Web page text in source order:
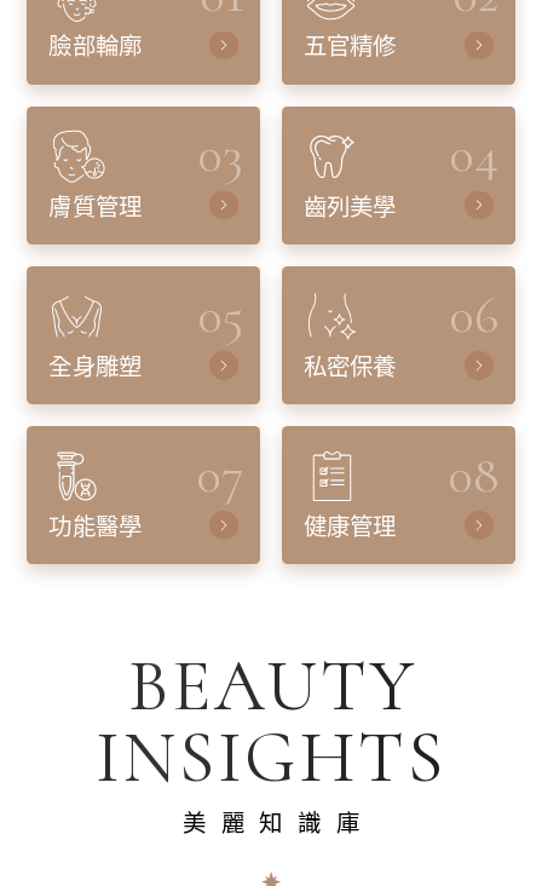
臉部輪廓 五官精修
03
膚質管理
04
齒列美學
05
全身雕塑
06
私密保養
07
功能醫學
08
健康管理
BEAUTY
INSIGHTS
美麗知識庫